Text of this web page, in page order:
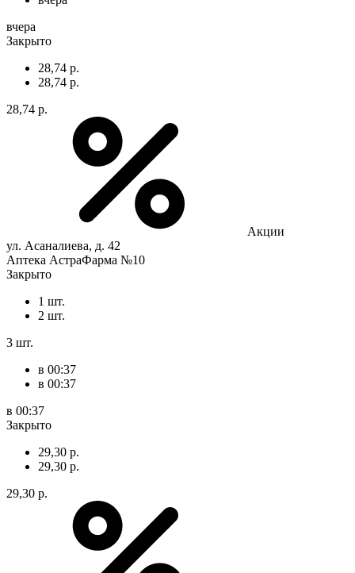
вчера
Закрыто
28,74 р.
28,74 р.
28,74 р.
Акции
ул. Асаналиева, д. 42
Аптека АстраФарма №10
Закрыто
1 шт.
2 шт.
3 шт.
в 00:37
в 00:37
в 00:37
Закрыто
29,30 р.
29,30 р.
29,30 р.